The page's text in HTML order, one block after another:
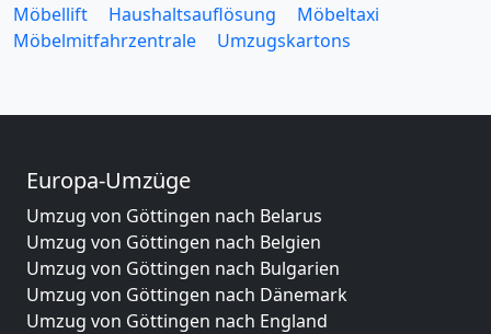
Möbellift
Haushaltsauflösung
Möbeltaxi
Möbelmitfahrzentrale
Umzugskartons
Europa-Umzüge
Umzug von Göttingen nach Belarus
Umzug von Göttingen nach Belgien
Umzug von Göttingen nach Bulgarien
Umzug von Göttingen nach Dänemark
Umzug von Göttingen nach England